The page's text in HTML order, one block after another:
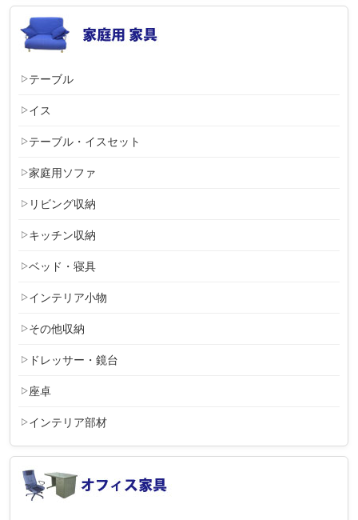
テーブル
イス
テーブル・イスセット
家庭用ソファ
リビング収納
キッチン収納
ベッド・寝具
インテリア小物
その他収納
ドレッサー・鏡台
座卓
インテリア部材